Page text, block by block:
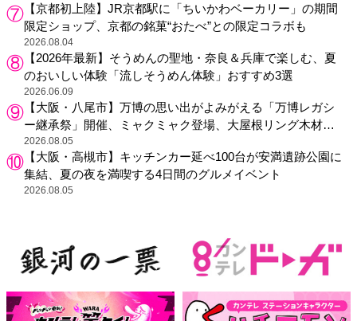
【京都初上陸】JR京都駅に「ちいかわベーカリー」の期間
限定ショップ、京都の銘菓“おたべ”との限定コラボも
2026.08.04
【2026年最新】そうめんの聖地・奈良＆兵庫で楽しむ、夏
のおいしい体験「流しそうめん体験」おすすめ3選
2026.06.09
【大阪・八尾市】万博の思い出がよみがえる「万博レガシ
ー継承祭」開催、ミャクミャク登場、大屋根リング木材展
示も
2026.08.05
【大阪・高槻市】キッチンカー延べ100台が安満遺跡公園に
集結、夏の夜を満喫する4日間のグルメイベント
2026.08.05